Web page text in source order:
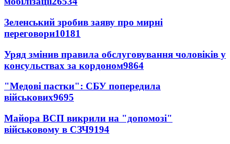
Зеленський зробив заяву про мирні
переговори10181
Уряд змінив правила обслуговування чоловіків у
консульствах за кордоном9864
"Медові пастки": СБУ попередила
військових9695
Майора ВСП викрили на "допомозі"
військовому в СЗЧ9194